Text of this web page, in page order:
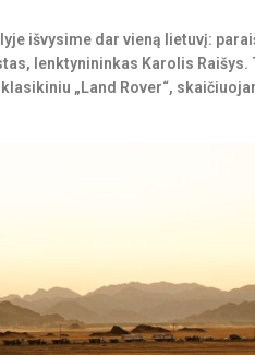
išvysime dar vieną lietuvį:
lenktynininkas Karolis
„Land Rover“,